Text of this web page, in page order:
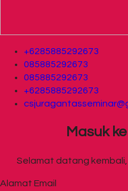
+6285885292673
085885292673
085885292673
+6285885292673
Masuk
Selamat datang kembali,
Alamat Email